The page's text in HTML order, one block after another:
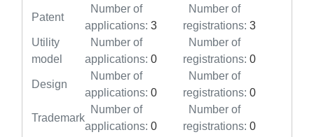
Patent
Number of
applications: 3
Number of
registrations: 3
Utility
model
Number of
applications: 0
Number of
registrations: 0
Design
Number of
applications: 0
Number of
registrations: 0
Trademark
Number of
applications: 0
Number of
registrations: 0